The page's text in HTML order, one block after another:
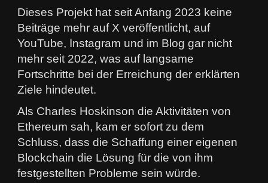
Dieses Projekt hat seit Anfang 2023 keine
Beiträge mehr auf X veröffentlicht, auf
YouTube, Instagram und im Blog gar nicht
mehr seit 2022, was auf langsame
Fortschritte bei der Erreichung der erklärten
Ziele hindeutet.
Als Charles Hoskinson die Aktivitäten von
Ethereum sah, kam er sofort zu dem
Schluss, dass die Schaffung einer eigenen
Blockchain die Lösung für die von ihm
festgestellten Probleme sein würde.